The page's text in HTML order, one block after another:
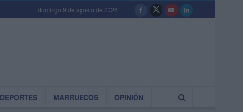
domingo 9 de agosto de 2026
DEPORTES MARRUECOS OPINIÓN